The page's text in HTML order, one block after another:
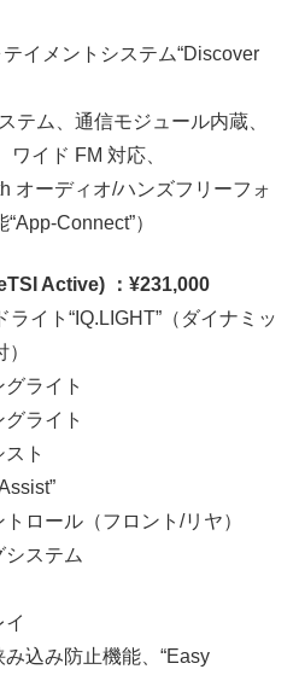
イメントシステム“Discover
テム、通信モジュール内蔵、
ワイド FM 対応、
オーディオ/ハンズフリーフォ
Connect”）
Active) ：¥231,000
イト“IQ.LIGHT”（ダイナミッ
ライト
ライト
ト
ロール（フロント/リヤ）
ステム
込み防止機能、“Easy